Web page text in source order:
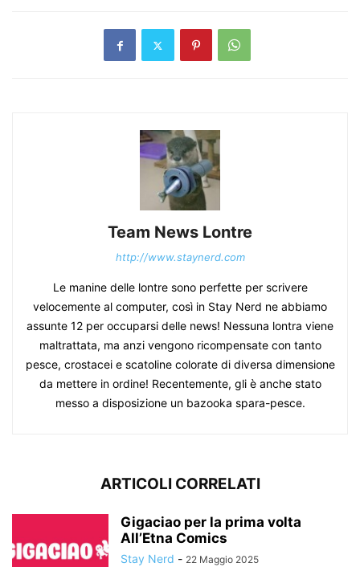
Team News Lontre
http://www.staynerd.com
Le manine delle lontre sono perfette per scrivere
velocemente al computer, così in Stay Nerd ne abbiamo
assunte 12 per occuparsi delle news! Nessuna lontra viene
maltrattata, ma anzi vengono ricompensate con tanto
pesce, crostacei e scatoline colorate di diversa dimensione
da mettere in ordine! Recentemente, gli è anche stato
messo a disposizione un bazooka spara-pesce.
ARTICOLI CORRELATI
Gigaciao per la prima volta
All’Etna Comics
Stay Nerd - 22 Maggio 2025